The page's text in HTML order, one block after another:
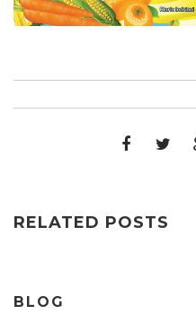
RELATED POSTS
BLOG